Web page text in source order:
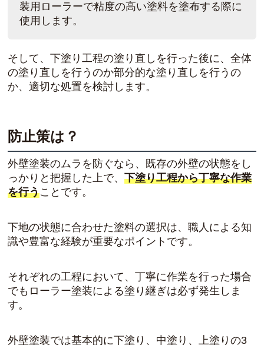
装用ローラーで粘度の高い塗料を塗布する際に
使用します。
そして、下塗り工程の塗り直しを行った後に、全体
の塗り直しを行うのか部分的な塗り直しを行うの
か、適切な処置を検討します。
防止策は？
外壁塗装のムラを防ぐなら、既存の外壁の状態をし
っかりと把握した上で、下塗り工程から丁寧な作業
を行うことです。
下地の状態に合わせた塗料の選択は、職人による知
識や豊富な経験が重要なポイントです。
それぞれの工程において、丁寧に作業を行った場合
でもローラー塗装による塗り継ぎは必ず発生しま
す。
外壁塗装では基本的に下塗り、中塗り、上塗りの3